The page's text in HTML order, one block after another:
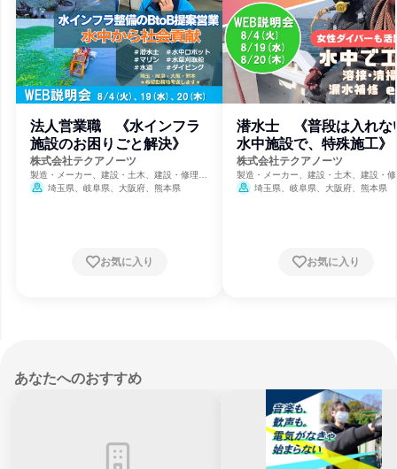
法人営業職 《水インフラ
施設のお困りごと解決》
株式会社テクアノーツ
製造・メーカー、建設・土木、建設・修理・
メンテナンスサービス
埼玉県、岐阜県、大阪府、熊本県
お気に入り
潜水士 《普段は入れな
水中施設で、特殊施工》
株式会社テクアノーツ
製造・メーカー、建設・土木、建設・
メンテナンスサービス
埼玉県、岐阜県、大阪府、熊本県
お気に入り
あなたへのおすすめ